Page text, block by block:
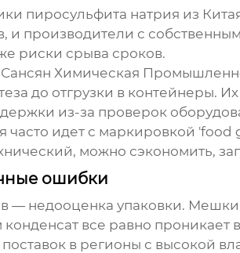
пиросульфита натрия из
и производители с
риски срыва сроков.
Химическая
до отгрузки в контейнеры.
из-за проверок
часто идет с маркировкой 'food
можно сэкономить,
ошибки
— недооценка упаковки.
все равно проникает
в регионы с высокой